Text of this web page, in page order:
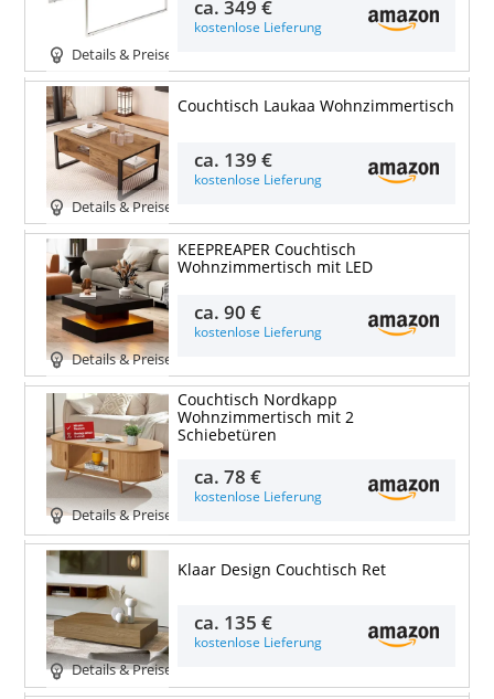
Details & Preise
ca.349 €
kostenlose Lieferung
Details & Preise
Couchtisch Laukaa Wohnzimmertisch
ca. 139 €
kostenlose Lieferung
Details & Preise
KEEPREAPER Couchtisch
Wohnzimmertisch mit LED
ca.90 €
kostenlose Lieferung
Details & Preise
Couchtisch Nordkapp
Wohnzimmertisch mit 2
Schiebetüren
ca.78 €
kostenlose Lieferung
Details & Preise
Klaar Design Couchtisch Ret
ca. 135 €
kostenlose Lieferung